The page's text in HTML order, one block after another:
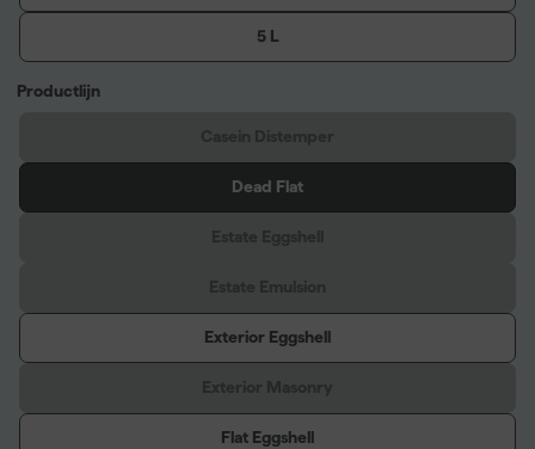
5 L
Productlijn
Dead Flat
Exterior Eggshell
Flat Eggshell